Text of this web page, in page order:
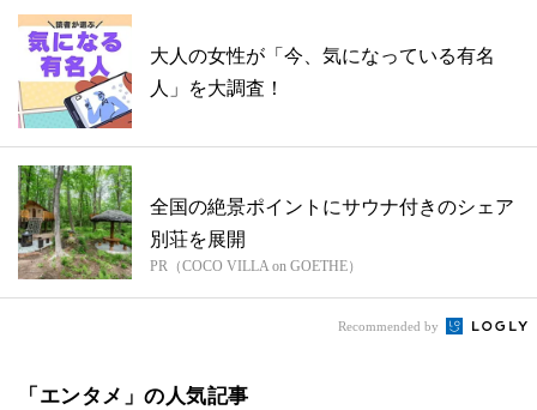
大人の女性が「今、気になっている有名
人」を大調査！
全国の絶景ポイントにサウナ付きのシェア
別荘を展開
PR（COCO VILLA on GOETHE）
Recommended by
「エンタメ」の人気記事